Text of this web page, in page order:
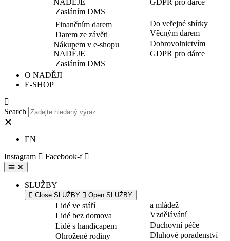
NADĚJE
Zasláním DMS
GDPR pro dárce
Finančním darem
Darem ze závěti
Nákupem v e-shopu
NADĚJE
Zasláním DMS
Do veřejné sbírky
Věcným darem
Dobrovolnictvím
GDPR pro dárce
O NADĚJI
E-SHOP
Search
EN
Instagram
Facebook-f
SLUŽBY
Close SLUŽBY Open SLUŽBY
Lidé ve stáří
Lidé bez domova
Lidé s handicapem
Ohrožené rodiny
a mládež
Vzdělávání
Duchovní péče
Dluhové poradenství